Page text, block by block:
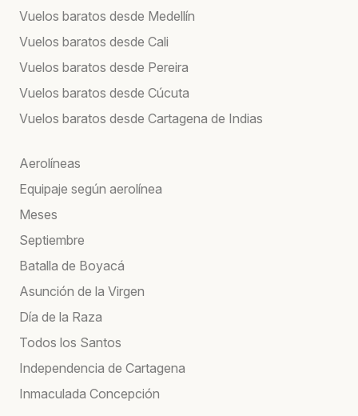
Vuelos baratos desde Medellín
Vuelos baratos desde Cali
Vuelos baratos desde Pereira
Vuelos baratos desde Cúcuta
Vuelos baratos desde Cartagena de Indias
Aerolíneas
Equipaje según aerolínea
Meses
Septiembre
Batalla de Boyacá
Asunción de la Virgen
Día de la Raza
Todos los Santos
Independencia de Cartagena
Inmaculada Concepción